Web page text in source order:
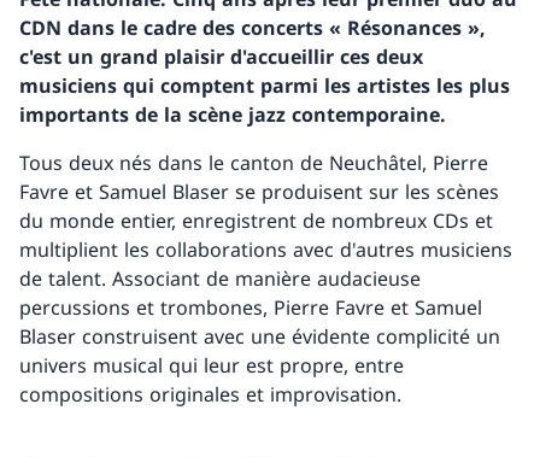
CDN dans le cadre des concerts « Résonances »,
c'est un grand plaisir d'accueillir ces deux
musiciens qui comptent parmi les artistes les plus
importants de la scène jazz contemporaine.
Tous deux nés dans le canton de Neuchâtel, Pierre
Favre et Samuel Blaser se produisent sur les scènes
du monde entier, enregistrent de nombreux CDs et
multiplient les collaborations avec d'autres musiciens
de talent. Associant de manière audacieuse
percussions et trombones, Pierre Favre et Samuel
Blaser construisent avec une évidente complicité un
univers musical qui leur est propre, entre
compositions originales et improvisation.